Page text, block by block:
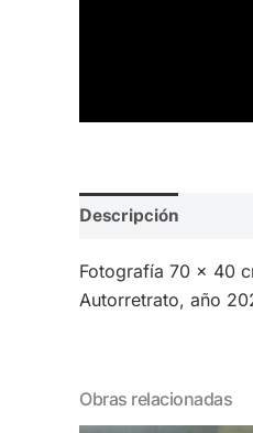
Descripción
Fotografía 70 x 40
Autorretrato, año
Obras relacionadas